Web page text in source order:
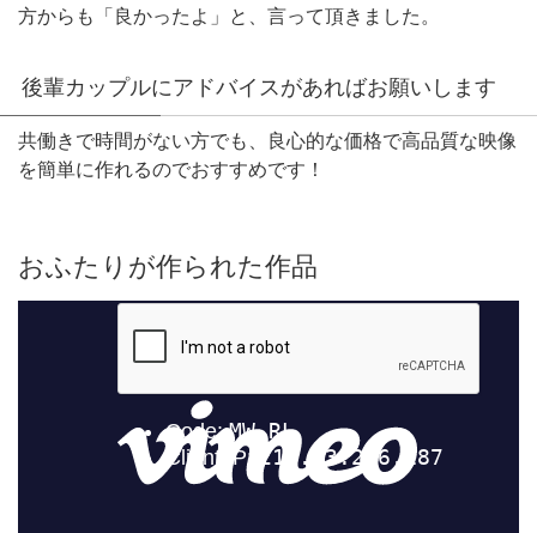
方からも「良かったよ」と、言って頂きました。
後輩カップルにアドバイスがあればお願いします
共働きで時間がない方でも、良心的な価格で高品質な映像
を簡単に作れるのでおすすめです！
おふたりが作られた作品